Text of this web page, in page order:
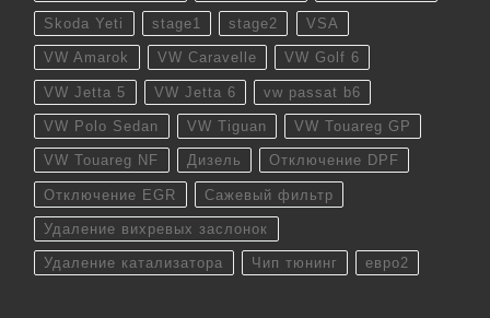
Skoda Yeti stage1 stage2 VSA
VW Amarok VW Caravelle VW Golf 6
VW Jetta 5 VW Jetta 6 vw passat b6
VW Polo Sedan VW Tiguan VW Touareg GP
VW Touareg NF Дизель Отключение DPF
Отключение EGR Сажевый фильтр
Удаление вихревых заслонок
Удаление катализатора Чип тюнинг евро2